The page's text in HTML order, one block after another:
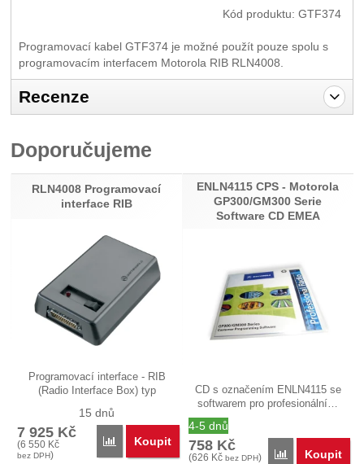
Kód produktu:GTF374
Programovací kabel GTF374 je možné použít pouze spolu s
programovacím interfacem Motorola RIB RLN4008.
Recenze
Recenze
Nebyla přidána žádná recenze.
Doporučujeme
RLN4008 Programovací
interface RIB
Programovací interface - RIB
(Radio Interface Box) typ
15 dnů
7 925 Kč
(6 550 Kč
bez DPH)
Porovnat
Koupit
ENLN4115 CPS - Motorola
GP300/GM300 Serie
Software CD EMEA
CD s označením ENLN4115 se
softwarem pro profesionální…
4-5 dnů
758 Kč
(626 Kč bez DPH) Porovnat
Koupit